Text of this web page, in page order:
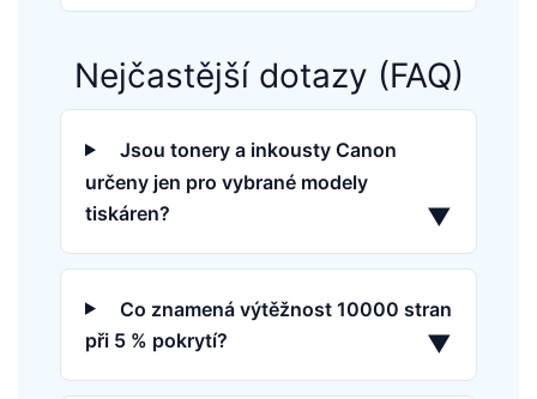
Nejčastější dotazy (FAQ)
Jsou tonery a inkousty Canon
určeny jen pro vybrané modely
tiskáren?
▼
Co znamená výtěžnost 10000 stran
při 5 % pokrytí?
▼